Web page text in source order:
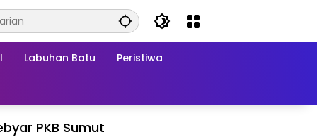
Labuhan Batu Peristiwa
PKB Sumut